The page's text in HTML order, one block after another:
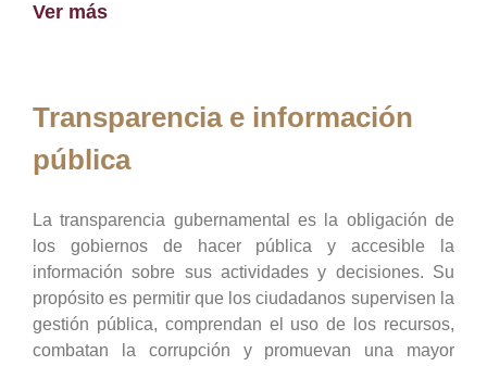
Ver más
Transparencia e información
pública
La transparencia gubernamental es la obligación de
los gobiernos de hacer pública y accesible la
información sobre sus actividades y decisiones. Su
propósito es permitir que los ciudadanos supervisen la
gestión pública, comprendan el uso de los recursos,
combatan la corrupción y promuevan una mayor